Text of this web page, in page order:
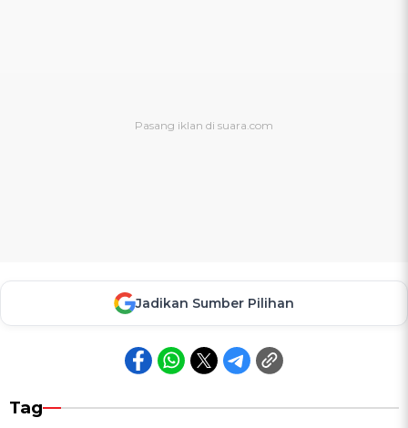
Jadikan Sumber Pilihan
Tag